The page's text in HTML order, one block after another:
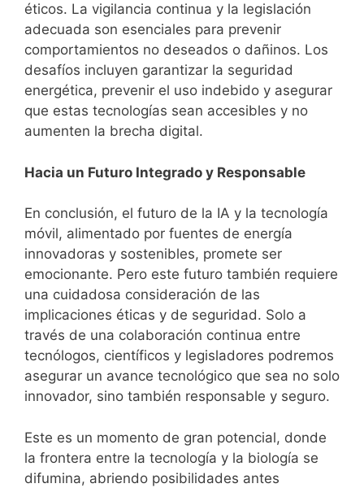
éticos. La vigilancia continua y la legislación
adecuada son esenciales para prevenir
comportamientos no deseados o dañinos. Los
desafíos incluyen garantizar la seguridad
energética, prevenir el uso indebido y asegurar
que estas tecnologías sean accesibles y no
aumenten la brecha digital.
Hacia un Futuro Integrado y Responsable
En conclusión, el futuro de la IA y la tecnología
móvil, alimentado por fuentes de energía
innovadoras y sostenibles, promete ser
emocionante. Pero este futuro también requiere
una cuidadosa consideración de las
implicaciones éticas y de seguridad. Solo a
través de una colaboración continua entre
tecnólogos, científicos y legisladores podremos
asegurar un avance tecnológico que sea no solo
innovador, sino también responsable y seguro.
Este es un momento de gran potencial, donde
la frontera entre la tecnología y la biología se
difumina, abriendo posibilidades antes